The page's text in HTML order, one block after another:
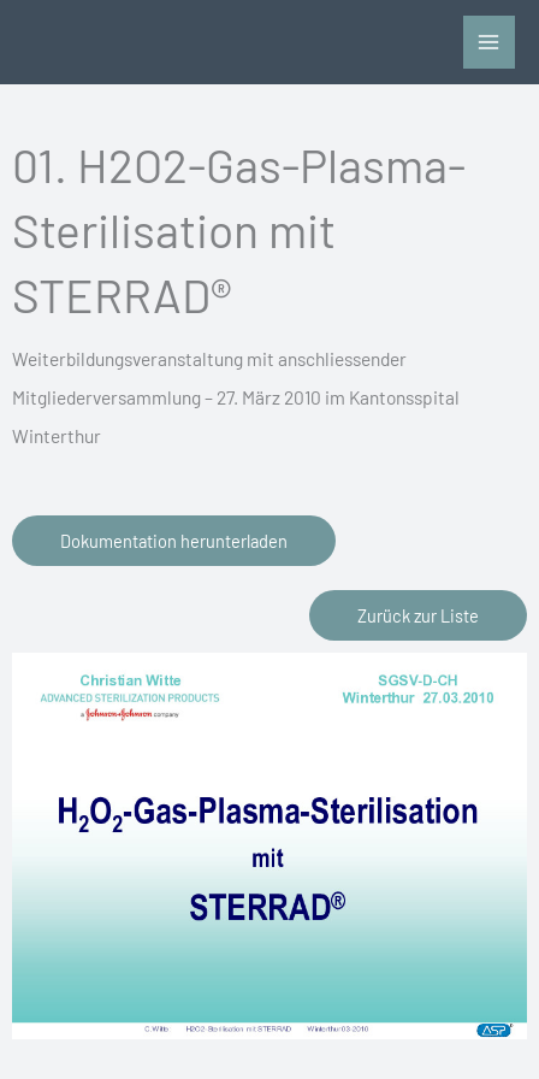
01. H2O2-Gas-Plasma-
Sterilisation mit
STERRAD®
Weiterbildungsveranstaltung mit anschliessender
Mitgliederversammlung – 27. März 2010 im Kantonsspital
Winterthur
Dokumentation herunterladen
Zurück zur Liste